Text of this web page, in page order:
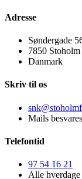
Adresse
Søndergade
7850 Stoholm
Danmark
Skriv til os
Mails
Telefontid
97 54 16 21
Alle